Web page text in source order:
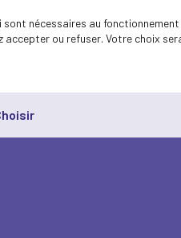
nécessaires au
ou refuser. Votre choix